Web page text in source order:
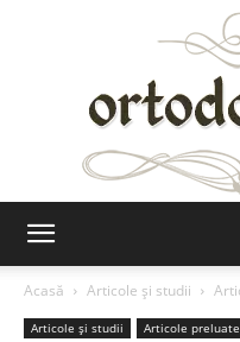
Acasă
Articole şi studii
Articole şi studii Articole preluate